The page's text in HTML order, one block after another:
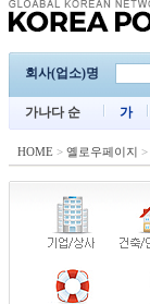
회사(업소)명
가나다 순 가
HOME > 옐로우페이지 >